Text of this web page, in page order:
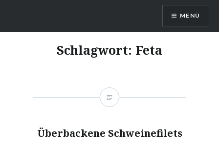
InhaltDragonDanielas Hobbyblog
MENÜ
Schlagwort: Feta
Überbackene Schweinefilets